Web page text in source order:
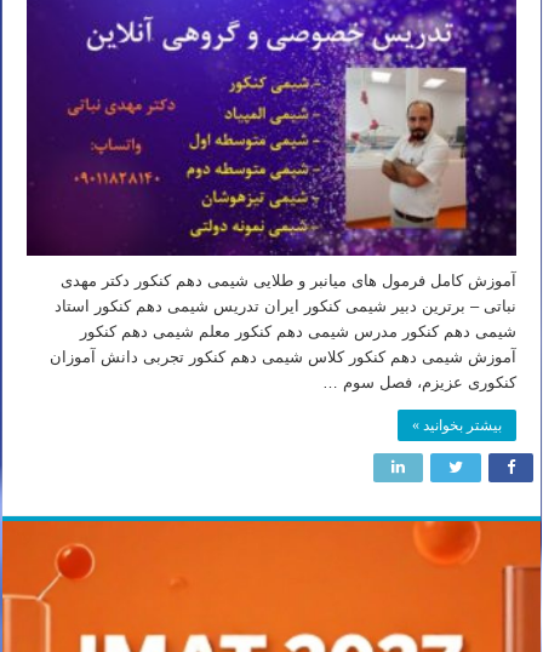
آموزش کامل فرمول های میانبر و طلایی شیمی دهم کنکور دکتر مهدی
نباتی – برترین دبیر شیمی کنکور ایران تدریس شیمی دهم کنکور استاد
شیمی دهم کنکور مدرس شیمی دهم کنکور معلم شیمی دهم کنکور
آموزش شیمی دهم کنکور کلاس شیمی دهم کنکور تجربی دانش آموزان
کنکوری عزیزم، فصل سوم …
بیشتر بخوانید »